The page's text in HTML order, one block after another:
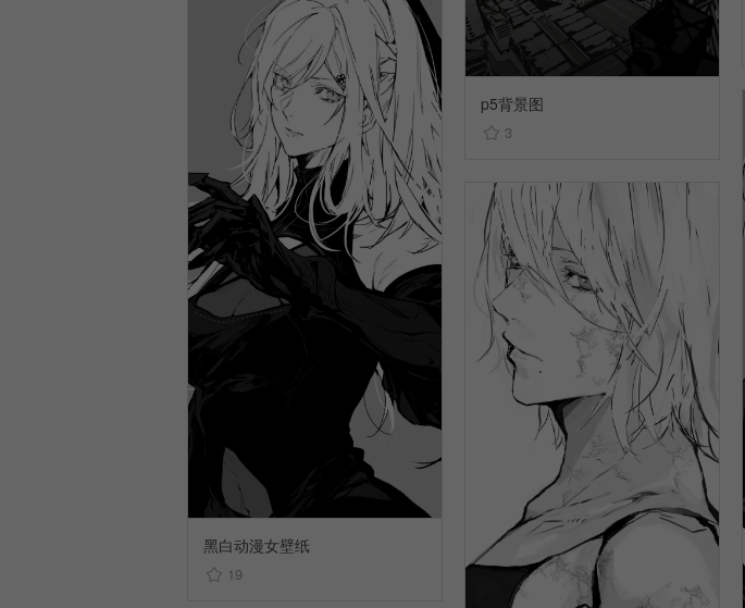
p5背景图
3
黑白动漫女壁纸
19